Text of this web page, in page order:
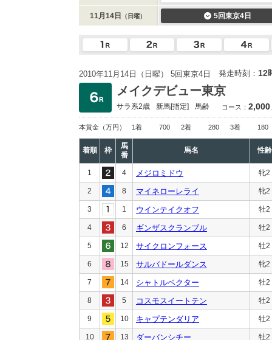
11月14日 （日曜） 5回東京4日
2010年11月14日（日曜） 5回東京4日 発走時刻： 12
メイクデビュー東京
サラ系2歳 新馬[指定] 馬齢 コース： 2,000
本賞金 （万円） 1着 700 2着 280 3着 180
着順 枠
馬
番
馬名 性齢
1 4 メジロミドウ 牝2
2 8 マイネローレライ 牝2
3 1 ウインテイクオフ 牡2
4 6 ギンザスクランブル 牡2
5 12 サイクロンフォース 牡2
6 15 サルバドールダンス 牝2
7 14 シャトルベクター 牡2
8 5 コスモスイートテン 牡2
9 10 キャプテンダリア 牡2
10 13 ダーバンシチー 牡2